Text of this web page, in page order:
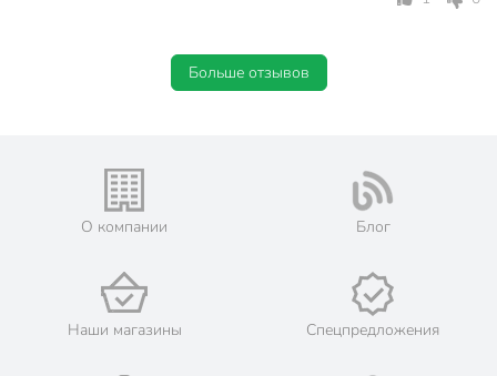
Больше отзывов
О компании Блог
Наши магазины Спецпредложения